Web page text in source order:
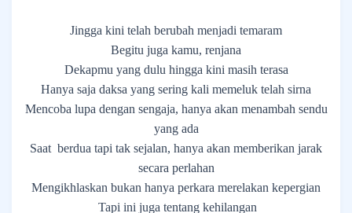
Jingga kini telah berubah menjadi temaram
Begitu juga kamu, renjana
Dekapmu yang dulu hingga kini masih terasa
Hanya saja daksa yang sering kali memeluk telah sirna
Mencoba lupa dengan sengaja, hanya akan menambah sendu
yang ada
Saat berdua tapi tak sejalan, hanya akan memberikan jarak
secara perlahan
Mengikhlaskan bukan hanya perkara merelakan kepergian
Tapi ini juga tentang kehilangan